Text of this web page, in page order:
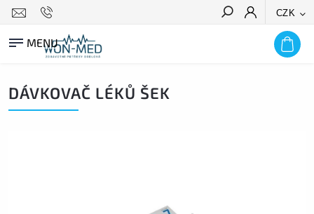
CZK
HLEDAT
DÁVKOVAČ LÉKŮ ŠEK